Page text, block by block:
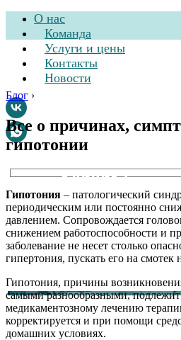
О нас
Команда
Услуги и цены
Контакты
Новости
Стоматологическая
клиника
Блог ›
Все о причинах,
гипотонии
Гипотония – патологический
периодическим или постоянно
давлением. Сопровождается
снижением работоспособности и
заболевание не несет столько
гипертония, пускать его на смотек
Гипотония, причины
самыми разнообразными, подлежит
медикаментозному лечению
корректируется и при помощи
домашних условиях.